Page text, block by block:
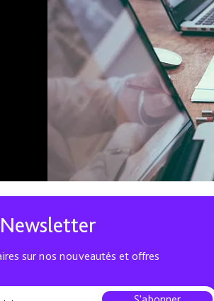
Newsletter
sur nos nouveautés et offres